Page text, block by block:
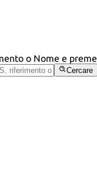
o Nome e
Cercare